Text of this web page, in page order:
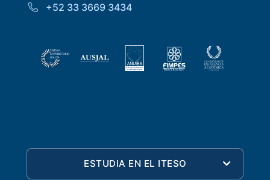
+52 33 3669 3434
ESTUDIA EN EL ITESO